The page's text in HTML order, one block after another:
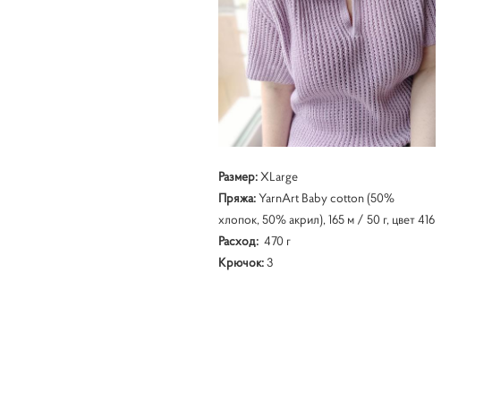
Размер:XLarge
Пряжа:YarnArt Baby cotton (50%
хлопок, 50% акрил), 165 м / 50 г, цвет 416
Расход:470 г
Крючок:3